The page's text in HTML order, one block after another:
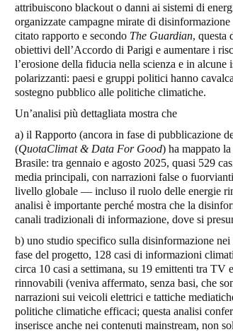
attribuiscono blackout o danni ai sistemi di
organizzate campagne mirate di
citato rapporto e secondo The Guardian, questa
obiettivi dell’Accordo di Parigi e aumentare i
l’erosione della fiducia nella scienza e in
polarizzanti: paesi e gruppi politici hanno
sostegno pubblico alle politiche climatiche.
Un’analisi più dettagliata mostra che
a) il Rapporto (ancora in fase di pubblicazione
(QuotaClimat & Data For Good) ha mappato
Brasile: tra gennaio e agosto 2025, quasi 529
media principali, con narrazioni false o
livello globale — incluso il ruolo delle energie
analisi è importante perché mostra che la
canali tradizionali di informazione, dove si
b) uno studio specifico sulla disinformazione
fase del progetto, 128 casi di informazioni
circa 10 casi a settimana, su 19 emittenti tra TV
rinnovabili (veniva affermato, senza basi, che
narrazioni sui veicoli elettrici e tattiche
politiche climatiche efficaci; questa analisi
inserisce anche nei contenuti mainstream, non